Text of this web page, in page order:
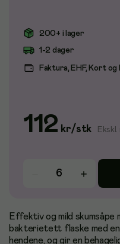
200+ i lager
1-2 dager
Faktura, EHF, Kort og
112 kr/stk Ekskl.
Effektiv og mild
bakterietett flaske med
hendene, og gir en